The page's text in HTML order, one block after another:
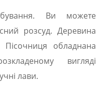
Ви можете
розсуд. Деревина
Пісочниця обладнана
вигляді
лави.